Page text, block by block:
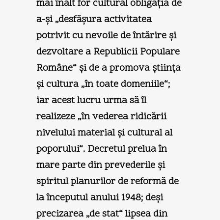
mai înalt for cultural obligaţia de
a-şi „desfăşura activitatea
potrivit cu nevoile de întărire şi
dezvoltare a Republicii Populare
Române“ şi de a promova ştiinţa
şi cultura „în toate domeniile“;
iar acest lucru urma să îl
realizeze „în vederea ridicării
nivelului material şi cultural al
poporului“. Decretul prelua în
mare parte din prevederile şi
spiritul planurilor de reformă de
la începutul anului 1948; deşi
precizarea „de stat“ lipsea din